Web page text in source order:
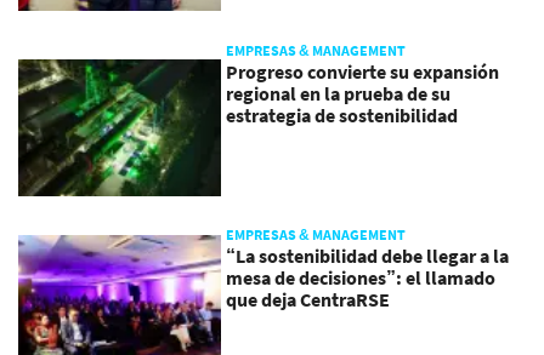
EMPRESAS & MANAGEMENT
Progreso convierte su expansión
regional en la prueba de su
estrategia de sostenibilidad
EMPRESAS & MANAGEMENT
“La sostenibilidad debe llegar a la
mesa de decisiones”: el llamado
que deja CentraRSE